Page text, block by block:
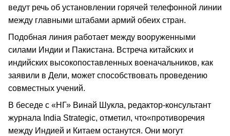
ведут речь об установлении горячей телефонной линии
между главными штабами армий обеих стран.
Подобная линия работает между вооруженными
силами Индии и Пакистана. Встреча китайских и
индийских высокопоставленных военачальников, как
заявили в Дели, может способствовать проведению
совместных учений.
В беседе с «НГ» Винай Шукла, редактор-консультант
журнала India Strategic, отметил, что«противоречия
между Индией и Китаем останутся. Они могут